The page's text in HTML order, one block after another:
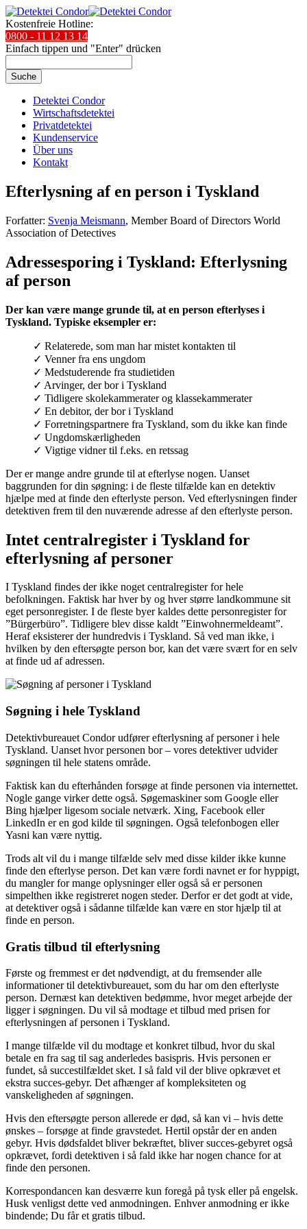
Kostenfreie Hotline:
0800 - 11 12 13 14
Einfach tippen und "Enter" drücken
Suche
Detektei Condor
Wirtschaftsdetektei
Privatdetektei
Kundenservice
Über uns
Kontakt
Efterlysning af en person i Tyskland
Forfatter: Svenja Meismann, Member Board of Directors World
Association of Detectives
Adressesporing i Tyskland: Efterlysning
af person
Der kan være mange grunde til, at en person efterlyses i
Tyskland. Typiske eksempler er:
✓ Relaterede, som man har mistet kontakten til
✓ Venner fra ens ungdom
✓ Medstuderende fra studietiden
✓ Arvinger, der bor i Tyskland
✓ Tidligere skolekammerater og klassekammerater
✓ En debitor, der bor i Tyskland
✓ Forretningspartnere fra Tyskland, som du ikke kan finde
✓ Ungdomskærligheden
✓ Vigtige vidner til f.eks. en retssag
Der er mange andre grunde til at efterlyse nogen. Uanset
baggrunden for din søgning: i de fleste tilfælde kan en detektiv
hjælpe med at finde den efterlyste person. Ved efterlysningen finder
detektiven frem til den nuværende adresse af den efterlyste person.
Intet centralregister i Tyskland for
efterlysning af personer
I Tyskland findes der ikke noget centralregister for hele
befolkningen. Faktisk har hver by og hver større landkommune sit
eget personregister. I de fleste byer kaldes dette personregister for
”Bürgerbüro”. Tidligere blev disse kaldt ”Einwohnermeldeamt”.
Heraf eksisterer der hundredvis i Tyskland. Så ved man ikke, i
hvilken by den eftersøgte person bor, kan det være svært for en selv
at finde ud af adressen.
Søgning i hele Tyskland
Detektivbureauet Condor udfører efterlysning af personer i hele
Tyskland. Uanset hvor personen bor – vores detektiver udvider
søgningen til hele statens område.
Faktisk kan du efterhånden forsøge at finde personen via internettet.
Nogle gange virker dette også. Søgemaskiner som Google eller
Bing hjælper ligesom sociale netværk. Xing, Facebook eller
LinkedIn er en god kilde til søgningen. Også telefonbogen eller
Yasni kan være nyttig.
Trods alt vil du i mange tilfælde selv med disse kilder ikke kunne
finde den efterlyse person. Det kan være fordi navnet er for hyppigt,
du mangler for mange oplysninger eller også så er personen
simpelthen ikke registreret nogen steder. Derfor er det godt at vide,
at detektiver også i sådanne tilfælde kan være en stor hjælp til at
finde en person.
Gratis tilbud til efterlysning
Første og fremmest er det nødvendigt, at du fremsender alle
informationer til detektivbureauet, som du har om den efterlyste
person. Dernæst kan detektiven bedømme, hvor meget arbejde der
ligger i søgningen. Du vil så modtage et tilbud med prisen for
efterlysningen af personen i Tyskland.
I mange tilfælde vil du modtage et konkret tilbud, hvor du skal
betale en fra sag til sag anderledes basispris. Hvis personen er
fundet, så succestilfældet sket. I så fald vil der blive opkrævet et
ekstra succes-gebyr. Det afhænger af kompleksiteten og
vanskeligheden af søgningen.
Hvis den eftersøgte person allerede er død, så kan vi – hvis dette
ønskes – forsøge at finde gravstedet. Hertil opstår der en anden
gebyr. Hvis dødsfaldet bliver bekræftet, bliver succes-gebyret også
opkrævet, fordi detektiven i så fald ikke har nogen chance for at
finde den personen.
Korrespondancen kan desværre kun foregå på tysk eller på engelsk.
Husk venligst dette ved anmodningen. Enhver anmodning er ikke
bindende; Du får et gratis tilbud.